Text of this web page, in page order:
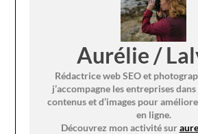
Aurélie /
Rédactrice web SEO et
j’accompagne les entreprises
contenus et d’images pour
en ligne.
Découvrez mon activité sur